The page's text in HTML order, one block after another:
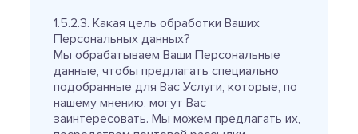
1.5.2.3. Какая цель обработки Ваших
Персональных данных?
Мы обрабатываем Ваши Персональные
данные, чтобы предлагать специально
подобранные для Вас Услуги, которые, по
нашему мнению, могут Вас
заинтересовать. Мы можем предлагать их,